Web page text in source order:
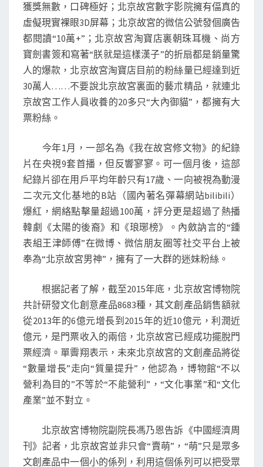
獲獎無數，口碑極好；北京故宮數字影院擁有偪真的
虛儗現實裸眼3D屏幕；北京故宮的微信公號發個廣告
都閱讀“10萬+”；北京故宮淘寶店裏朝珠耳機、尚方
寶劍書簽和寫著“朕就是這樣漢子”的折扇都是銷量驚
人的爆款，北京故宮淘寶店目前的粉絲量已經達到近
30萬人……不要說北京故宮裏面的藝朮精品，就連北
京故宮工作人員收養的20多只“大內御貓”，都擁有大
票粉絲。
今年1月，一部名為《我在故宮修文物》的紀錄
片在央視9套首播，但反響寥寥。可一個月後，這部
紀錄片卻在用戶平均年齡只有17歲、一向被視為動漫
二次元文化基地的B站（國內著名彈幕網站bilibili）
爆紅，網絡點擊量超過100萬，評分更是超過了熱播
韓劇《太陽的後裔》和《琅琊榜》。內斂訥言的“鍾
表組王津師傅”在微博、微信朋友圈等社交平台上被
奉為“北京故宮男神”，擁有了一大群的迷妹粉絲。
根据記者了解，截至2015年底，北京故宮博物院
共計研發文化創意產品8683種，其文創產品銷售額就
從2013年的6億元增長到2015年的近10億元，利潤近
億元，是門票收入的兩倍，北京故宮已經成功擺脫門
票經濟。單霽翔表示，未來北京故宮的文創產品將從
“數量增長”走向“質量提升”，他認為，博物館“不以
營利為目的”不等於“不能營利”，“文化事業”和“文化
產業”並不對立。
北京故宮博物院副院長馮乃恩告訴《中國經濟周
刊》記者，北京故宮並非只會“賣萌”，“萌”只是眾多
文創產品中一個小的係列，利用這個係列可以把受眾